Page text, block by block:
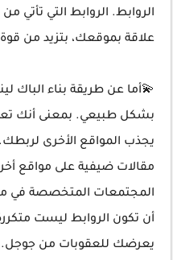
الروابط. الروابط التي تأتي
علاقة بموقعك، بتزيد من
💫أما عن طريقة بناء الباك
بشكل طبيعي. بمعنى أنك
يجذب المواقع الأخرى
مقالات ضيفية على مواقع
المجتمعات المتخصصة في
أن تكون الروابط ليست
يعرضك للعقوبات من جوجل.